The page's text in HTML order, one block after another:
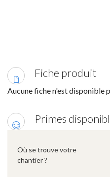
Fiche produit
Aucune fiche n'est disponible
Primes
Où se trouve votre
chantier ?